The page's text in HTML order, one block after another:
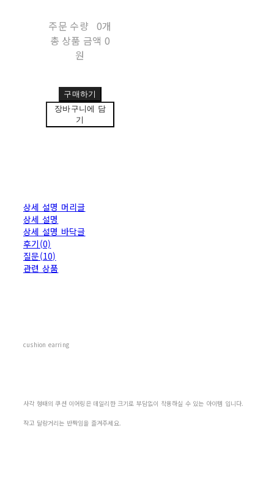
주문 수량 0개
총 상품 금액 0
원
구매하기
장바구니에 담
기
상세 설명 머리글
상세 설명
상세 설명 바닥글
후기(0)
질문(10)
관련 상품
cushion earring
사각 형태의 쿠션 이어링은 데일리한 크기로 부담없이 착용하실 수 있는 아이템 입니다.
작고 달랑거리는 반짝임을 즐겨주세요.